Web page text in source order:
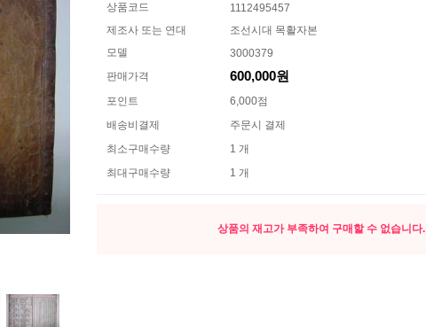
상품코드
1112495457
제조사 또는 연대
조선시대 목활자본
모델
3000379
판매가격
600,000원
포인트
6,000점
배송비결제
주문시 결제
최소구매수량
1 개
최대구매수량
1 개
상품의 재고가 부족하여 구매할 수 없습니다.